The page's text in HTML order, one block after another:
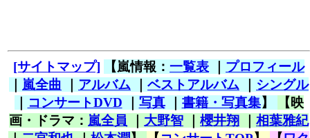
[サイトマップ] 【嵐情報： 一覧表
プロフィール
嵐全曲 アルバム ベストアルバム
シングル
コンサートDVD 写真｜ 書籍・写真集】
【映
画・ドラマ： 嵐全員 大野智 櫻井翔
相葉雅紀